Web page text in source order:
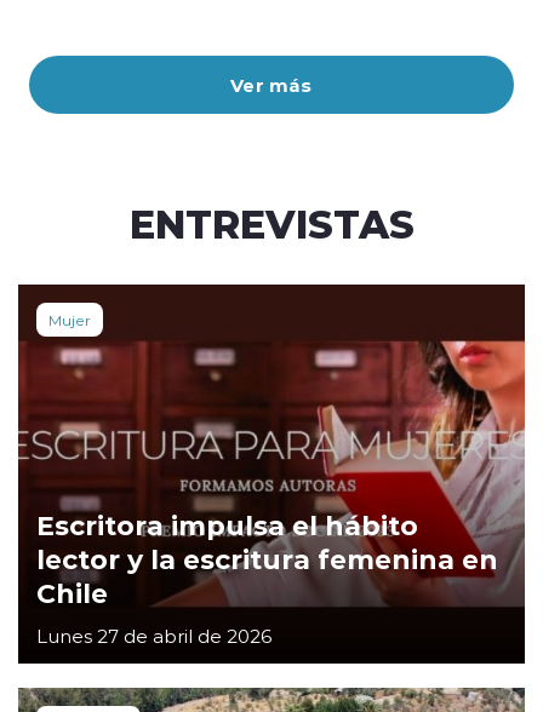
Ver más
ENTREVISTAS
Mujer
Escritora impulsa el hábito
lector y la escritura femenina en
Chile
Lunes 27 de abril de 2026